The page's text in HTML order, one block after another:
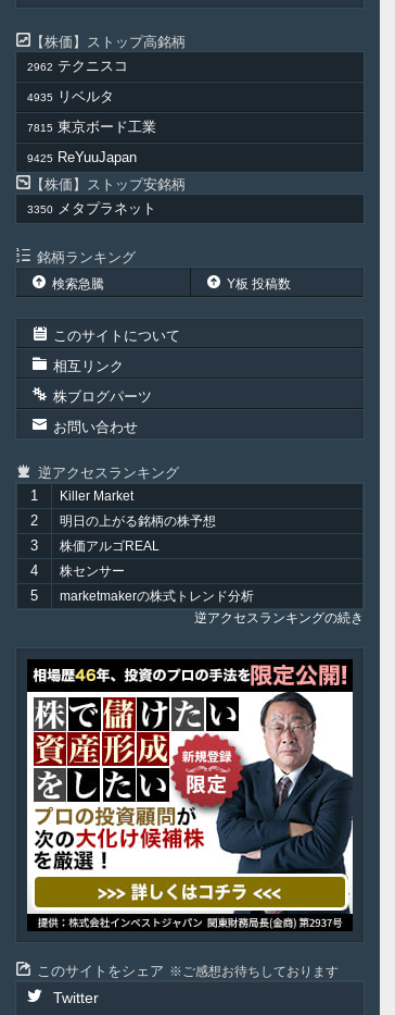
株価 ストップ高銘柄
2962 テクニスコ
4935 リベルタ
7815 東京ボード工業
9425
ReYuuJapan
株価
ストップ安銘柄
3350 メタプラネット
銘柄ランキング
検索急騰 Y板 投稿数
このサイトについて
相互リンク
株ブログパーツ
お問い合わせ
逆アクセスランキング
1
Killer Market
2 明日の上がる銘柄の株予想
3 株価アルゴREAL
4 株センサー
5
marketmakerの株式トレンド分析
逆アクセスランキングの続き
このサイトをシェア ご感想お待ちしております
Twitter